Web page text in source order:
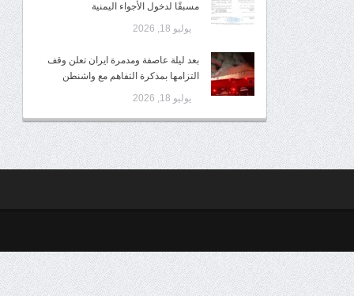
مسبقًا لدخول الأجواء اليمنية
يوليو 18, 2026
بعد ليلة عاصفة ومدمرة ايران تعلن وقف
التزامها بمذكرة التفاهم مع واشنطن
يوليو 18, 2026